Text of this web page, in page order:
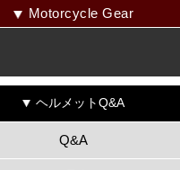
Motorcycle Gear
ヘルメットQ&A
Q&A